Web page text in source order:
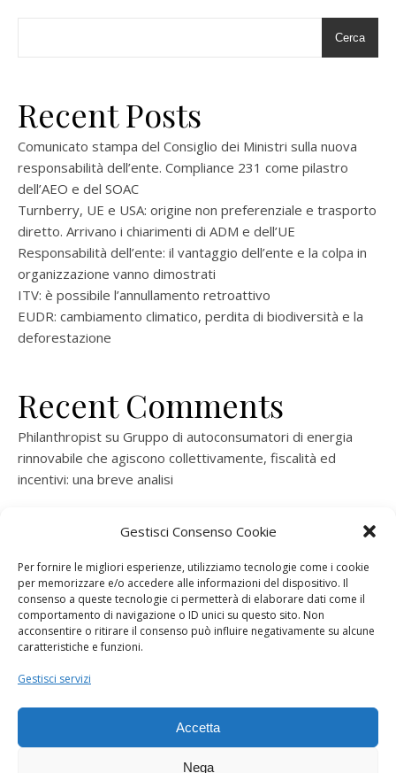
Gestisci Consenso Cookie
Per fornire le migliori esperienze, utilizziamo tecnologie come i cookie
per memorizzare e/o accedere alle informazioni del dispositivo. Il
consenso a queste tecnologie ci permetterà di elaborare dati come il
comportamento di navigazione o ID unici su questo sito. Non
acconsentire o ritirare il consenso può influire negativamente su alcune
caratteristiche e funzioni.
Gestisci servizi
Accetta
Nega
Cerca
Recent Posts
Comunicato stampa del Consiglio dei Ministri sulla nuova
responsabilità dell’ente. Compliance 231 come pilastro
dell’AEO e del SOAC
Turnberry, UE e USA: origine non preferenziale e trasporto
diretto. Arrivano i chiarimenti di ADM e dell’UE
Responsabilità dell’ente: il vantaggio dell’ente e la colpa in
organizzazione vanno dimostrati
ITV: è possibile l’annullamento retroattivo
EUDR: cambiamento climatico, perdita di biodiversità e la
deforestazione
Recent Comments
Philanthropist su Gruppo di autoconsumatori di energia
rinnovabile che agiscono collettivamente, fiscalità ed
incentivi: una breve analisi
rinnovabile che agiscono collettivamente, fiscalità ed
ramatogelsuGruppo di autoconsumatori di energia
rinnovabile che agiscono collettivamente, fiscalità ed
incentivi: una breve analisi
consorzio per la produzione di energia elettrica